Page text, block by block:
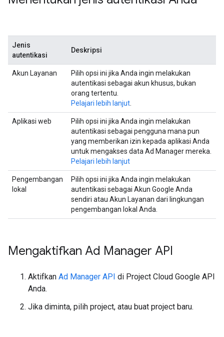
Jenis
autentikasi
Deskripsi
Akun Layanan
Pilih opsi ini jika Anda ingin melakukan
autentikasi sebagai akun khusus, bukan
orang tertentu.
Pelajari lebih lanjut
Aplikasi web
Pilih opsi ini jika Anda ingin melakukan
autentikasi sebagai pengguna mana pun
yang memberikan izin kepada aplikasi Anda
untuk mengakses data Ad Manager mereka.
Pelajari lebih lanjut
Pengembangan
lokal
Pilih opsi ini jika Anda ingin melakukan
autentikasi sebagai Akun Google Anda
sendiri atau Akun Layanan dari lingkungan
pengembangan lokal Anda.
Mengaktifkan Ad Manager API
Aktifkan Ad Manager API di Project Cloud Google API
Anda.
Jika diminta, pilih project, atau buat project baru.